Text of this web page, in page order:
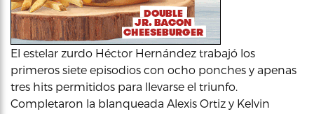
El estelar zurdo Héctor Hernández trabajó los
primeros siete episodios con ocho ponches y apenas
tres hits permitidos para llevarse el triunfo.
Completaron la blanqueada Alexis Ortiz y Kelvin